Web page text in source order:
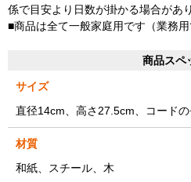
係で目安より日数が掛かる場合があ
■商品は全て一般家庭用です（業務用
商品スペ
サイズ
直径14cm、高さ27.5cm、コード
材質
和紙、スチール、木